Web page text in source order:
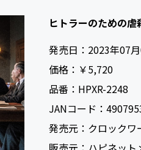
ヒトラーのための
発売日： 2023年07
価格： ￥5,720
品番： HPXR-2248
JANコード：
発売元： クロックワ